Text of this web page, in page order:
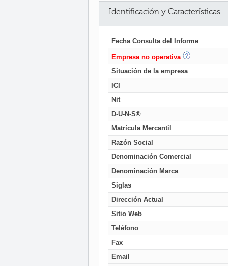
Identificación y Características
Fecha Consulta del Informe
Empresa no operativa
Situación de la empresa
ICI
Nit
D-U-N-S®
Matrícula Mercantil
Razón Social
Denominación Comercial
Denominación Marca
Siglas
Dirección Actual
Sitio Web
Teléfono
Fax
Email